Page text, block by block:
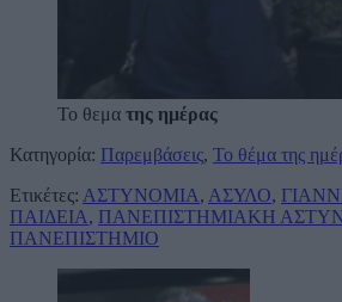
Το θεμα της ημέρας
Κατηγορία: Παρεμβάσεις, Το θέμα της
Ετικέτες: ΑΣΤΥΝΟΜΙΑ, ΑΣΥΛΟ,
ΠΑΙΔΕΙΑ, ΠΑΝΕΠΙΣΤΗΜΙΑΚΗ
ΠΑΝΕΠΙΣΤΗΜΙΟ